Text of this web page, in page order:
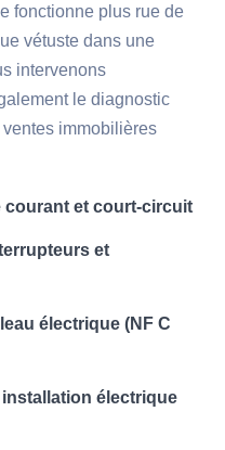
fonctionne plus rue de
vétuste dans une
intervenons
le diagnostic
immobilières
courant et court-circuit
et
électrique (NF C
électrique